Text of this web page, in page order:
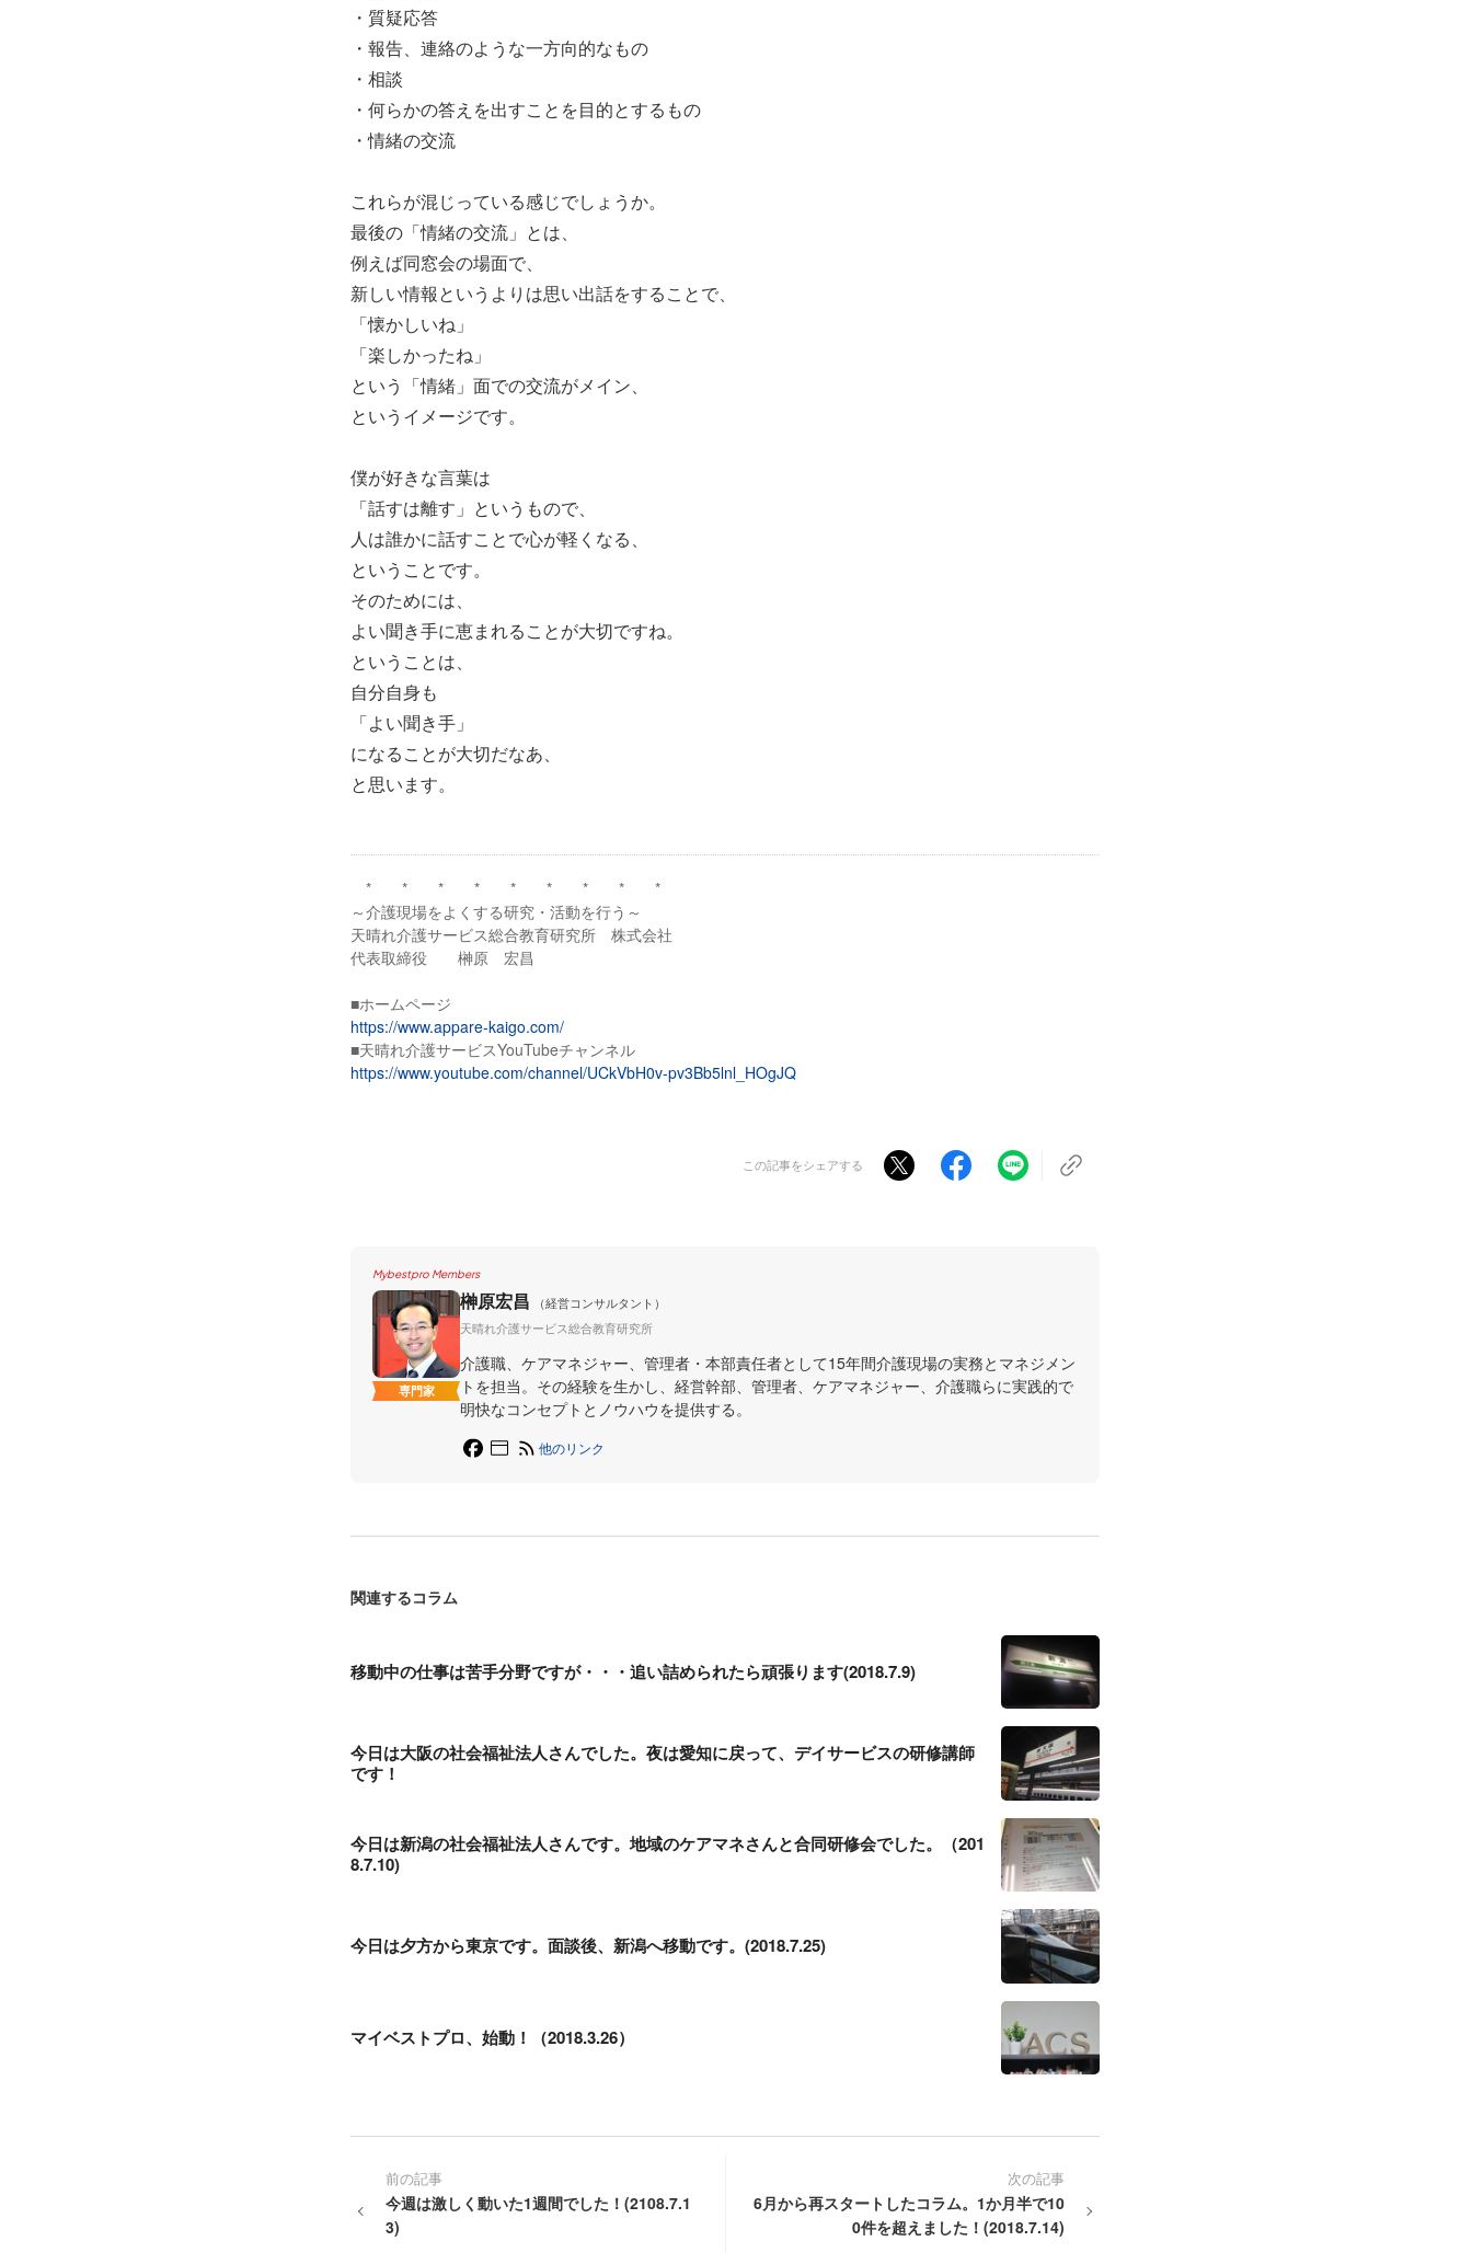
・質疑応答
・報告、連絡のような一方向的なもの
・相談
・何らかの答えを出すことを目的とするもの
・情緒の交流
これらが混じっている感じでしょうか。
最後の「情緒の交流」とは、
例えば同窓会の場面で、
新しい情報というよりは思い出話をすることで、
「懐かしいね」
「楽しかったね」
という「情緒」面での交流がメイン、
というイメージです。
僕が好きな言葉は
「話すは離す」というもので、
人は誰かに話すことで心が軽くなる、
ということです。
そのためには、
よい聞き手に恵まれることが大切ですね。
ということは、
自分自身も
「よい聞き手」
になることが大切だなあ、
と思います。
* * * * * * * * *
～介護現場をよくする研究・活動を行う～
天晴れ介護サービス総合教育研究所 株式会社
代表取締役 榊原 宏昌
■ホームページ
https://www.appare-kaigo.com/
■天晴れ介護サービスYouTubeチャンネル
https://www.youtube.com/channel/UCkVbH0v-pv3Bb5lnl_HOgJQ
この記事をシェアする
Mybestpro Members
専門家
榊原宏昌
（経営コンサルタント）
天晴れ介護サービス総合教育研究所
介護職、ケアマネジャー、管理者・本部責任者として15年間介護現場の実務とマネジメン
トを担当。その経験を生かし、経営幹部、管理者、ケアマネジャー、介護職らに実践的で
明快なコンセプトとノウハウを提供する。
他のリンク
関連するコラム
移動中の仕事は苦手分野ですが・・・追い詰められたら頑張ります(2018.7.9)
今日は大阪の社会福祉法人さんでした。夜は愛知に戻って、デイサービスの研修講師
です！
今日は新潟の社会福祉法人さんです。地域のケアマネさんと合同研修会でした。（201
8.7.10)
今日は夕方から東京です。面談後、新潟へ移動です。(2018.7.25)
マイベストプロ、始動！（2018.3.26）
前の記事
今週は激しく動いた1週間でした！(2108.7.1
3)
次の記事
6月から再スタートしたコラム。1か月半で10
0件を超えました！(2018.7.14)